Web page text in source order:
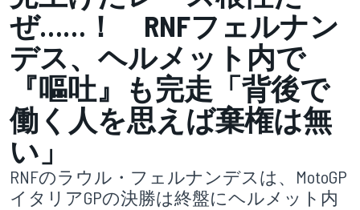
ぜ……！ RNFフェルナン
デス、ヘルメット内で
『嘔吐』も完走「背後で
働く人を思えば棄権は無
い」
RNFのラウル・フェルナンデスは、MotoGP
イタリアGPの決勝は終盤にヘルメット内